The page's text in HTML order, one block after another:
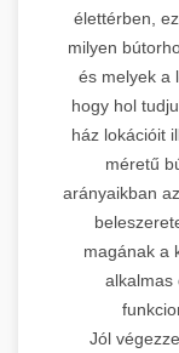
élettérben,
milyen
és melyek a
hogy hol
ház lokációit
méretű
arányaikban
magának a
alkalmas
Jól